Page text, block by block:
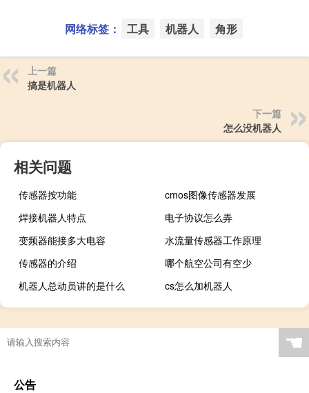
网络标签： 工具 机器人 角形
上一篇
搞是机器人
下一篇
怎么没机器人
相关问题
传感器按功能
cmos图像传感器发展
焊接机器人特点
电子协议怎么弄
变频器能接多大电容
水流量传感器工作原理
传感器的介绍
哪个航空公司有空少
机器人总动员讲的是什么
cs怎么加机器人
☚
公告